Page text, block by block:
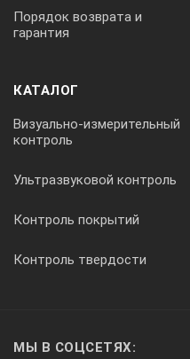
Порядок возврата и
гарантия
КАТАЛОГ
Визуально-измерительный
контроль
Ультразвуковой контроль
Контроль покрытий
Контроль твердости
МЫ В СОЦСЕТЯХ: